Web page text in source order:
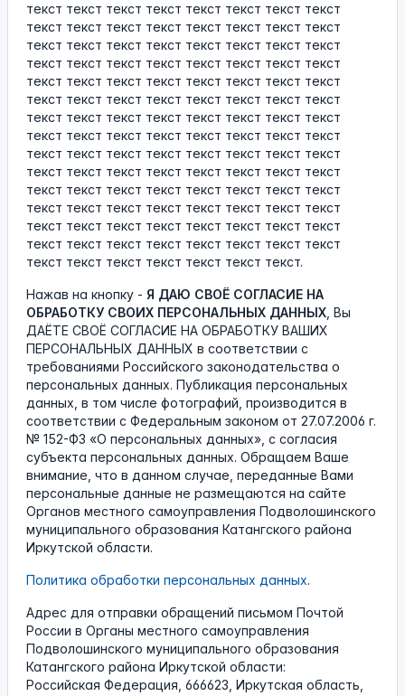
текст текст текст текст текст текст текст текст
текст текст текст текст текст текст текст текст
текст текст текст текст текст текст текст текст
текст текст текст текст текст текст текст текст
текст текст текст текст текст текст текст текст
текст текст текст текст текст текст текст текст
текст текст текст текст текст текст текст текст
текст текст текст текст текст текст текст текст
текст текст текст текст текст текст текст текст
текст текст текст текст текст текст текст текст
текст текст текст текст текст текст текст текст
текст текст текст текст текст текст текст текст
текст текст текст текст текст текст текст текст
текст текст текст текст текст текст текст текст
текст текст текст текст текст текст текст.
Нажав на кнопку - Я ДАЮ СВОЁ СОГЛАСИЕ НА
ОБРАБОТКУ СВОИХ ПЕРСОНАЛЬНЫХ ДАННЫХ , Вы
ДАЁТЕ СВОЁ СОГЛАСИЕ НА ОБРАБОТКУ ВАШИХ
ПЕРСОНАЛЬНЫХ ДАННЫХ в соответствии с
требованиями Российского законодательства о
персональных данных. Публикация персональных
данных, в том числе фотографий, производится в
соответствии с Федеральным законом от 27.07.2006 г.
№ 152-ФЗ «О персональных данных», с согласия
субъекта персональных данных. Обращаем Ваше
внимание, что в данном случае, переданные Вами
персональные данные не размещаются на сайте
Органов местного самоуправления Подволошинского
муниципального образования Катангского района
Иркутской области.
Политика обработки персональных данных.
Адрес для отправки обращений письмом Почтой
России в Органы местного самоуправления
Подволошинского муниципального образования
Катангского района Иркутской области:
Российская Федерация, 666623, Иркутская область,